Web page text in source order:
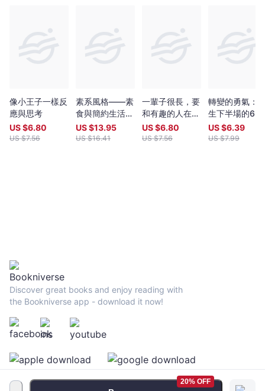
像小王子一樣反
應與思考
US $6.80
US $7.56
素系風格——素
食與簡約生活練
習
US $13.95
US $16.41
一輩子很長，要
和有趣的人在一
起
US $6.80
US $7.56
轉變的勇氣：
生下半場的6個
思考（增訂版
US $6.39
US $7.99
20% OFF
Discover great books and enjoy reading with
the Bookniverse app - download it now!